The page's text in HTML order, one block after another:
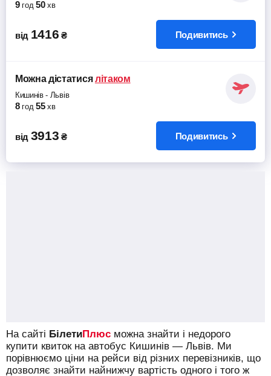
9 год 50 хв
від 1416 ₴ Подивитись
Можна дістатися літаком
Кишинів- Львів
8 год 55 хв
від 3913 ₴ Подивитись
На сайті БілетиПлюс можна знайти і недорого
купити квиток на автобус Кишинів — Львів. Ми
порівнюємо ціни на рейси від різних перевізників, що
дозволяє знайти найнижчу вартість одного і того ж